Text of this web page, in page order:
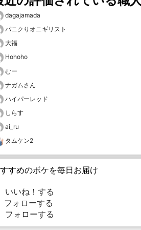
dagajamada
パニクりオニギリスト
大福
Hohoho
むー
ナガムさん
ハイパーレッド
しらす
ai_ru
タムケン2
すめのボケを毎日お届け
いいね！する
ォローする
フォローする